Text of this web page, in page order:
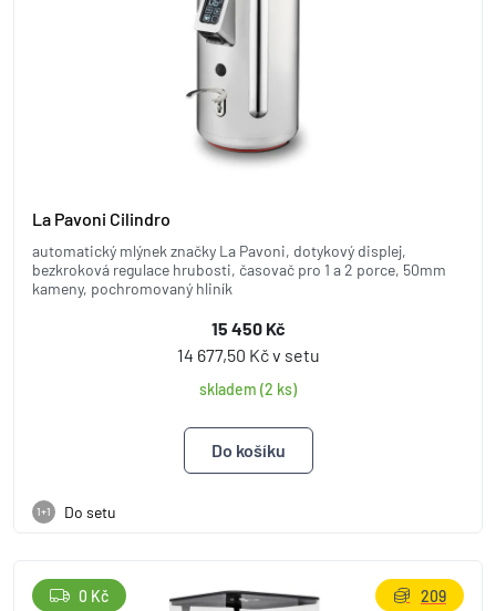
La Pavoni Cilindro
automatický mlýnek značky La Pavoni, dotykový displej,
bezkroková regulace hrubosti, časovač pro 1 a 2 porce, 50mm
kameny, pochromovaný hliník
15 450 Kč
14 677,50 Kč v setu
skladem (2 ks)
1+1 Do setu
0 Kč 209